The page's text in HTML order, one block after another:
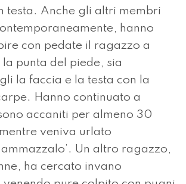
testa. Anche gli altri membri
hanno
con pedate il ragazzo a
punta del piede, sia
la faccia e la testa con la
Hanno continuato a
accaniti per almeno 30
veniva urlato
ammazzalo’. Un altro ragazzo,
ha cercato invano